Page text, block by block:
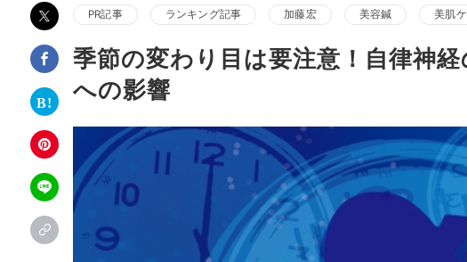
PR記事 ランキング記事 加藤宏 美容鍼 美肌
季節の変わり目は要注意！自律神
への影響